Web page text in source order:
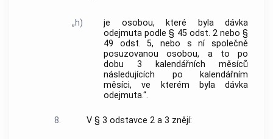
„h)
je osobou, které byla dávka
odejmuta podle § 45 odst. 2 nebo §
49 odst. 5, nebo s ní společně
posuzovanou osobou, a to po
dobu 3 kalendářních měsíců
následujících po kalendářním
měsíci, ve kterém byla dávka
odejmuta.“.
8. V § 3 odstavce 2 a 3 znějí: